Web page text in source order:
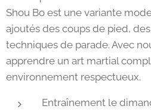
Shou Bo est une variante
ajoutés des coups de pied,
techniques de parade. Avec
apprendre un art martial
environnement respectueux.
Entraînement le